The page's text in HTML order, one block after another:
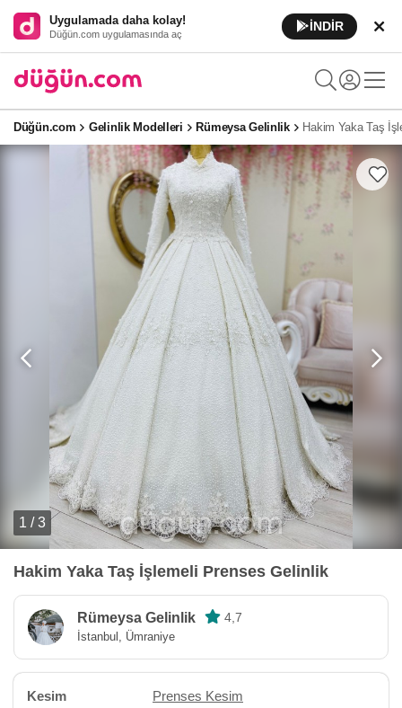
Uygulamada daha kolay!
Düğün.com uygulamasında aç
İNDİR
Düğün.com Gelinlik Modelleri Rümeysa Gelinlik Hakim Yaka Taş
1 / 3
Hakim Yaka Taş İşlemeli Prenses Gelinlik
Rümeysa Gelinlik 4,7
İstanbul, Ümraniye
Kesim Prenses Kesim